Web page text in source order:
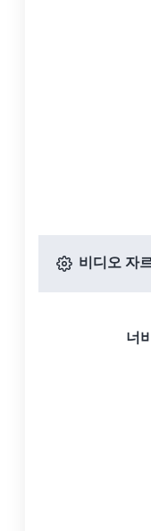
비디오 자
너